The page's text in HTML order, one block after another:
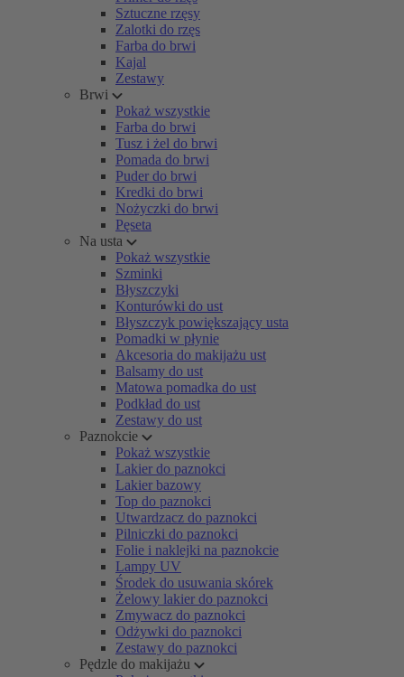
Sztuczne rzęsy
Zalotki do rzęs
Farba do brwi
Kajal
Zestawy
Brwi
Pokaż wszystkie
Farba do brwi
Tusz i żel do brwi
Pomada do brwi
Puder do brwi
Kredki do brwi
Nożyczki do brwi
Pęseta
Na usta
Pokaż wszystkie
Szminki
Błyszczyki
Konturówki do ust
Błyszczyk powiększający usta
Pomadki w płynie
Akcesoria do makijażu ust
Balsamy do ust
Matowa pomadka do ust
Podkład do ust
Zestawy do ust
Paznokcie
Pokaż wszystkie
Lakier do paznokci
Lakier bazowy
Top do paznokci
Utwardzacz do paznokci
Pilniczki do paznokci
Folie i naklejki na paznokcie
Lampy UV
Środek do usuwania skórek
Żelowy lakier do paznokci
Zmywacz do paznokci
Odżywki do paznokci
Zestawy do paznokci
Pędzle do makijażu